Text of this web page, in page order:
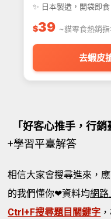
✨ 日本製造，開袋即食
$39 ~貓零食熱銷指
去蝦皮
「好客心推手，行銷
+學習平臺解答
相信大家會搜尋進來，
的我們懂你❤資料均網路
Ctrl+F搜尋題目關鍵字